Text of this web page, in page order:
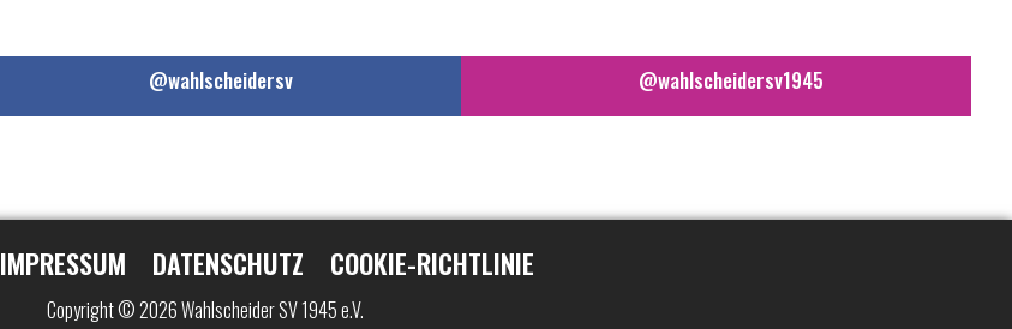
@wahlscheidersv @wahlscheidersv1945
IMPRESSUM DATENSCHUTZ COOKIE-RICHTLINIE
Copyright © 2026 Wahlscheider SV 1945 e.V.